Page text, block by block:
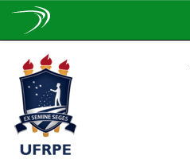
navigation